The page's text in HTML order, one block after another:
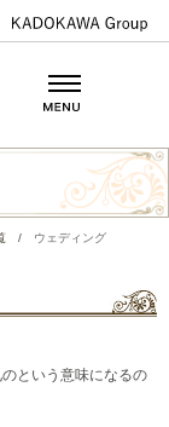
/ ウェディング
という意味になるの